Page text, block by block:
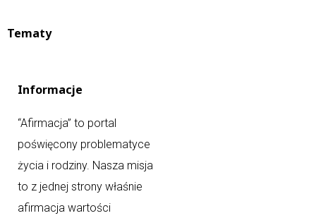
Tematy
Informacje
“Afirmacja” to portal
poświęcony problematyce
życia i rodziny. Nasza misja
to z jednej strony właśnie
afirmacja wartości